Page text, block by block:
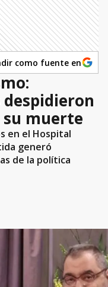
como fuente en
su muerte
en el Hospital
generó
de la política